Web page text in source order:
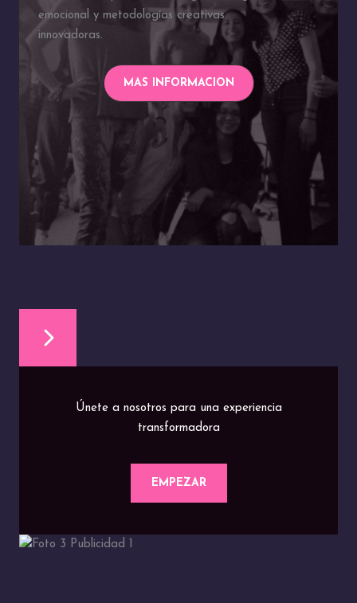
emocional y metodologías creativas
innovadoras.
MAS INFORMACION
Únete a nosotros para una experiencia
transformadora
EMPEZAR